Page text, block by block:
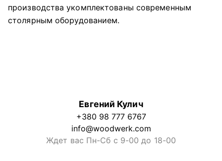
производства укомплектованы современным
столярным оборудованием.
Евгений Кулич
+380 98 777 6767
info@woodwerk.com
Ждет вас Пн-Сб с 9-00 до 18-00